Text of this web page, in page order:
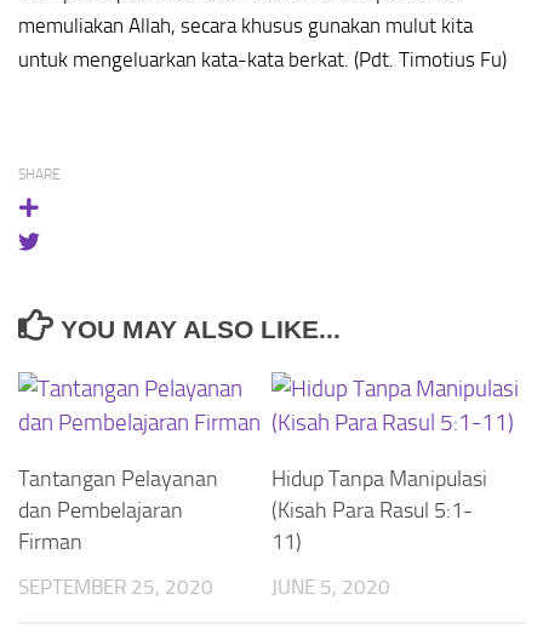
memuliakan Allah, secara khusus gunakan mulut kita
untuk mengeluarkan kata-kata berkat. (Pdt. Timotius Fu)
SHARE
YOU MAY ALSO LIKE...
Tantangan Pelayanan
dan Pembelajaran
Firman
SEPTEMBER 25, 2020
Hidup Tanpa Manipulasi
(Kisah Para Rasul 5:1-
11)
JUNE 5, 2020